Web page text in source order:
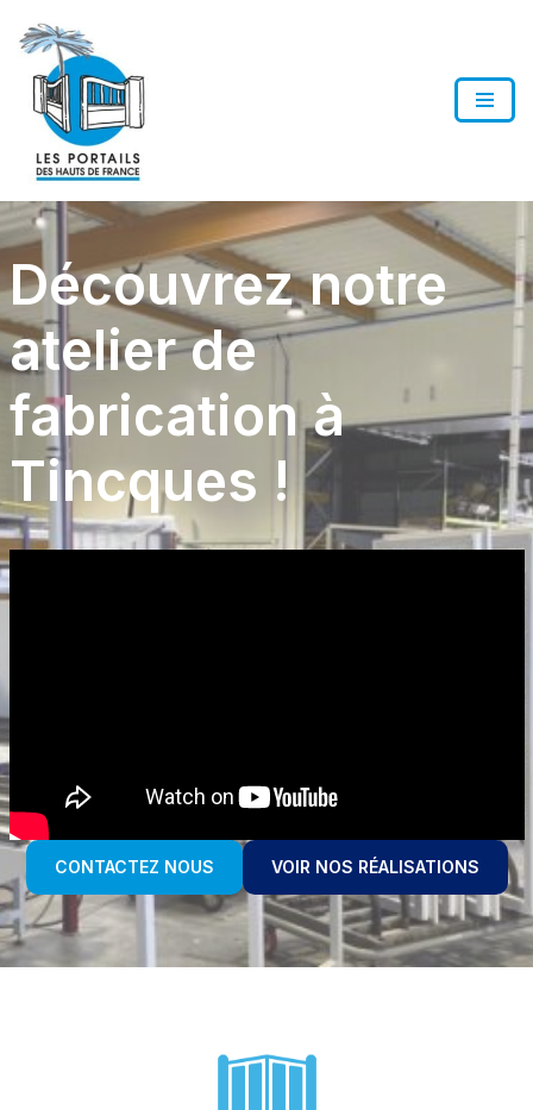
Aller
au
contenu
Découvrez notre
atelier de
fabrication à
Tincques !
CONTACTEZ NOUS VOIR NOS RÉALISATIONS